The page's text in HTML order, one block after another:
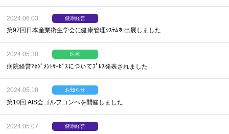
2024.06.03 健康経営
第97回日本産業衛生学会に健康管理ｼｽﾃﾑを出展しました
2024.05.30 医療
病院経営ﾏﾈｼﾞﾒﾝﾄｻｰﾋﾞｽについてﾌﾟﾚｽ発表されました
2024.05.18 お知らせ
第10回 AIS会ゴルフコンペを開催しました
2024.05.07 健康経営